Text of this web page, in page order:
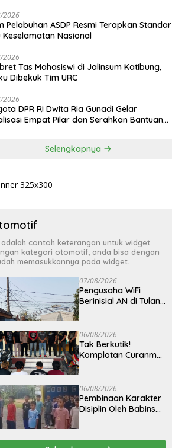
2026
Pelabuhan ASDP Resmi Terapkan Standar
Keselamatan Nasional
2026
Tas Mahasiswi di Jalinsum Katibung,
Dibekuk Tim URC
2026
DPR RI Dwita Ria Gunadi Gelar
Empat Pilar dan Serahkan Bantuan
Selengkapnya
adalah contoh keterangan untuk widget
kategori otomotif, anda bisa dengan
memasukkannya pada widget.
07/08/2026
Pengusaha WiFi
Berinisial AN di Tulang
Ilegal, Tak Miliki Uji
Laik Operasi
06/08/2026
Tak Berkutik!
Komplotan Curanmor
Curanmordi
Candipuro Terungkap
06/08/2026
Pembinaan Karakter
Disiplin Oleh Babinsa